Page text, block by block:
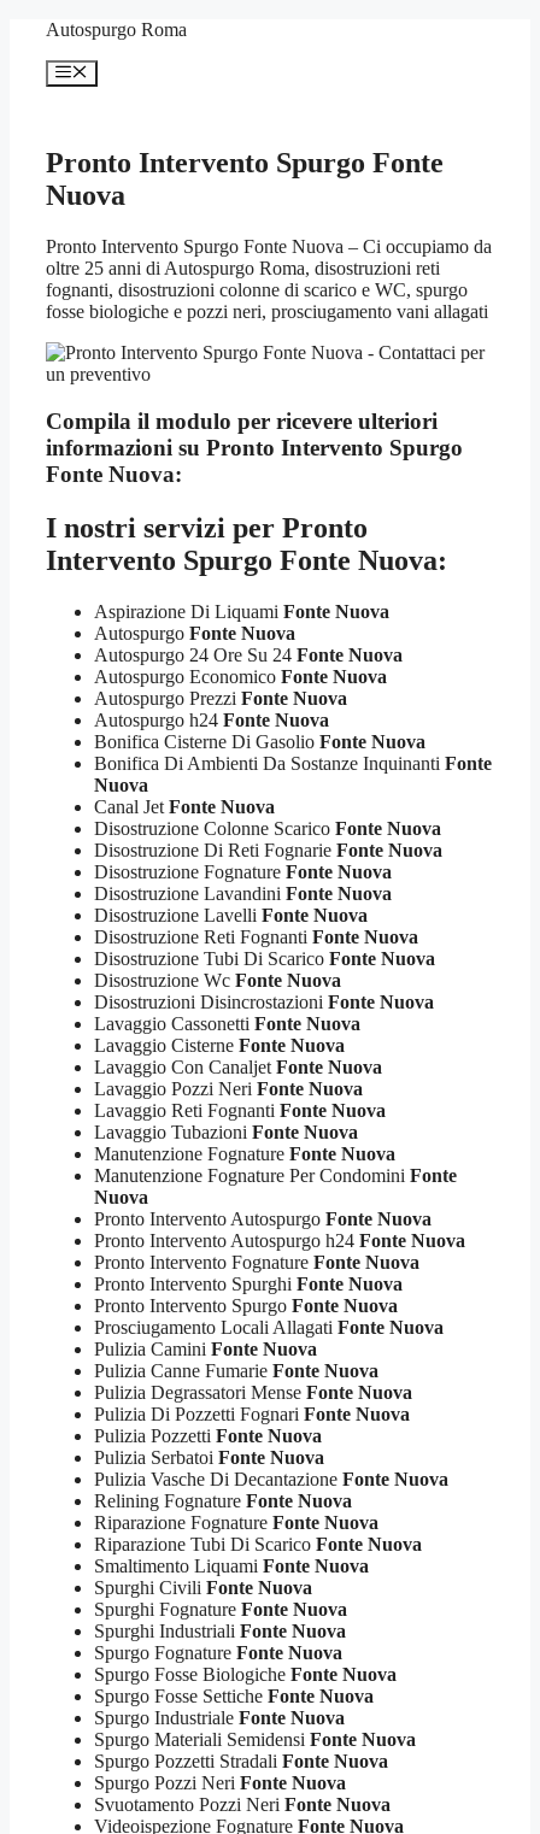
contenuto
Autospurgo Roma
Menu
Pronto Intervento Spurgo Fonte
Nuova
Pronto Intervento Spurgo Fonte Nuova – Ci occupiamo da
oltre 25 anni di Autospurgo Roma, disostruzioni reti
fognanti, disostruzioni colonne di scarico e WC, spurgo
fosse biologiche e pozzi neri, prosciugamento vani allagati
Compila il modulo per ricevere ulteriori
informazioni su Pronto Intervento Spurgo
Fonte Nuova:
I nostri servizi per Pronto
Intervento Spurgo Fonte Nuova:
Aspirazione Di Liquami Fonte Nuova
Autospurgo Fonte Nuova
Autospurgo 24 Ore Su 24 Fonte Nuova
Autospurgo Economico Fonte Nuova
Autospurgo Prezzi Fonte Nuova
Autospurgo h24 Fonte Nuova
Bonifica Cisterne Di Gasolio Fonte Nuova
Bonifica Di Ambienti Da Sostanze Inquinanti Fonte
Nuova
Canal Jet Fonte Nuova
Disostruzione Colonne Scarico Fonte Nuova
Disostruzione Di Reti Fognarie Fonte Nuova
Disostruzione Fognature Fonte Nuova
Disostruzione Lavandini Fonte Nuova
Disostruzione Lavelli Fonte Nuova
Disostruzione Reti Fognanti Fonte Nuova
Disostruzione Tubi Di Scarico Fonte Nuova
Disostruzione Wc Fonte Nuova
Disostruzioni Disincrostazioni Fonte Nuova
Lavaggio Cassonetti Fonte Nuova
Lavaggio Cisterne Fonte Nuova
Lavaggio Con Canaljet Fonte Nuova
Lavaggio Pozzi Neri Fonte Nuova
Lavaggio Reti Fognanti Fonte Nuova
Lavaggio Tubazioni Fonte Nuova
Manutenzione Fognature Fonte Nuova
Manutenzione Fognature Per Condomini Fonte
Nuova
Pronto Intervento Autospurgo Fonte Nuova
Pronto Intervento Autospurgo h24 Fonte Nuova
Pronto Intervento Fognature Fonte Nuova
Pronto Intervento Spurghi Fonte Nuova
Pronto Intervento Spurgo Fonte Nuova
Prosciugamento Locali Allagati Fonte Nuova
Pulizia Camini Fonte Nuova
Pulizia Canne Fumarie Fonte Nuova
Pulizia Degrassatori Mense Fonte Nuova
Pulizia Di Pozzetti Fognari Fonte Nuova
Pulizia Pozzetti Fonte Nuova
Pulizia Serbatoi Fonte Nuova
Pulizia Vasche Di Decantazione Fonte Nuova
Relining Fognature Fonte Nuova
Riparazione Fognature Fonte Nuova
Riparazione Tubi Di Scarico Fonte Nuova
Smaltimento Liquami Fonte Nuova
Spurghi Civili Fonte Nuova
Spurghi Fognature Fonte Nuova
Spurghi Industriali Fonte Nuova
Spurgo Fognature Fonte Nuova
Spurgo Fosse Biologiche Fonte Nuova
Spurgo Fosse Settiche Fonte Nuova
Spurgo Industriale Fonte Nuova
Spurgo Materiali Semidensi Fonte Nuova
Spurgo Pozzetti Stradali Fonte Nuova
Spurgo Pozzi Neri Fonte Nuova
Svuotamento Pozzi Neri Fonte Nuova
Videoispezione Fognature Fonte Nuova